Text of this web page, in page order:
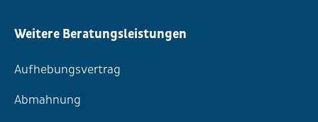
Weitere Beratungsleistungen
Aufhebungsvertrag
Abmahnung